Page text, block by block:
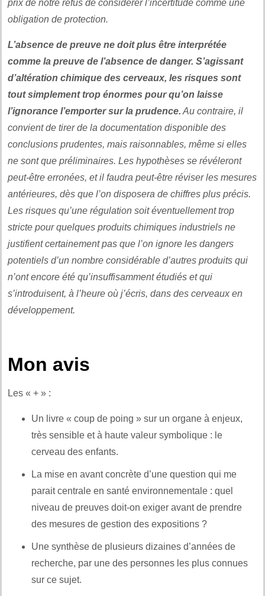
prix de notre refus de considérer l’incertitude comme une
obligation de protection.
L’absence de preuve ne doit plus être interprétée
comme la preuve de l’absence de danger. S’agissant
d’altération chimique des cerveaux, les risques sont
tout simplement trop énormes pour qu’on laisse
l’ignorance l’emporter sur la prudence. Au contraire, il
convient de tirer de la documentation disponible des
conclusions prudentes, mais raisonnables, même si elles
ne sont que préliminaires. Les hypothèses se révéleront
peut-être erronées, et il faudra peut-être réviser les mesures
antérieures, dès que l’on disposera de chiffres plus précis.
Les risques qu’une régulation soit éventuellement trop
stricte pour quelques produits chimiques industriels ne
justifient certainement pas que l’on ignore les dangers
potentiels d’un nombre considérable d’autres produits qui
n’ont encore été qu’insuffisamment étudiés et qui
s’introduisent, à l’heure où j’écris, dans des cerveaux en
développement.
Mon avis
Les « + » :
Un livre « coup de poing » sur un organe à enjeux,
très sensible et à haute valeur symbolique : le
cerveau des enfants.
La mise en avant concrète d’une question qui me
parait centrale en santé environnementale : quel
niveau de preuves doit-on exiger avant de prendre
des mesures de gestion des expositions ?
Une synthèse de plusieurs dizaines d’années de
recherche, par une des personnes les plus connues
sur ce sujet.